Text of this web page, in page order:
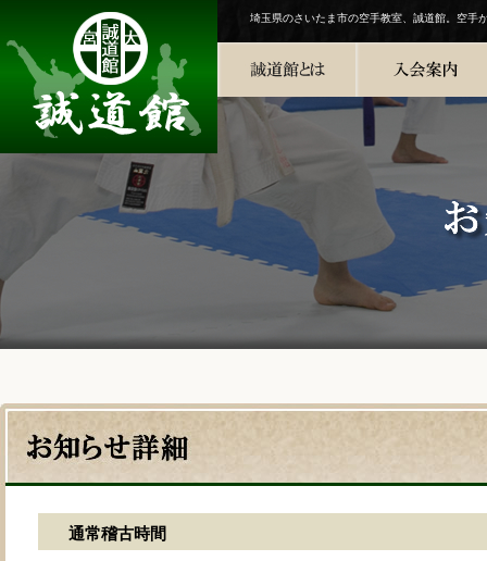
埼玉県のさいたま市の空手教室、誠道館。空手
通常稽古時間